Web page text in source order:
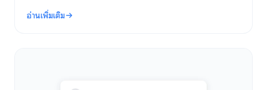
อ่านเพิ่มเติม
: เทมเพลตบันทึกการประชุม: วิธีเขียนรายงานการประชุมอย่างมีประสิทธิภา